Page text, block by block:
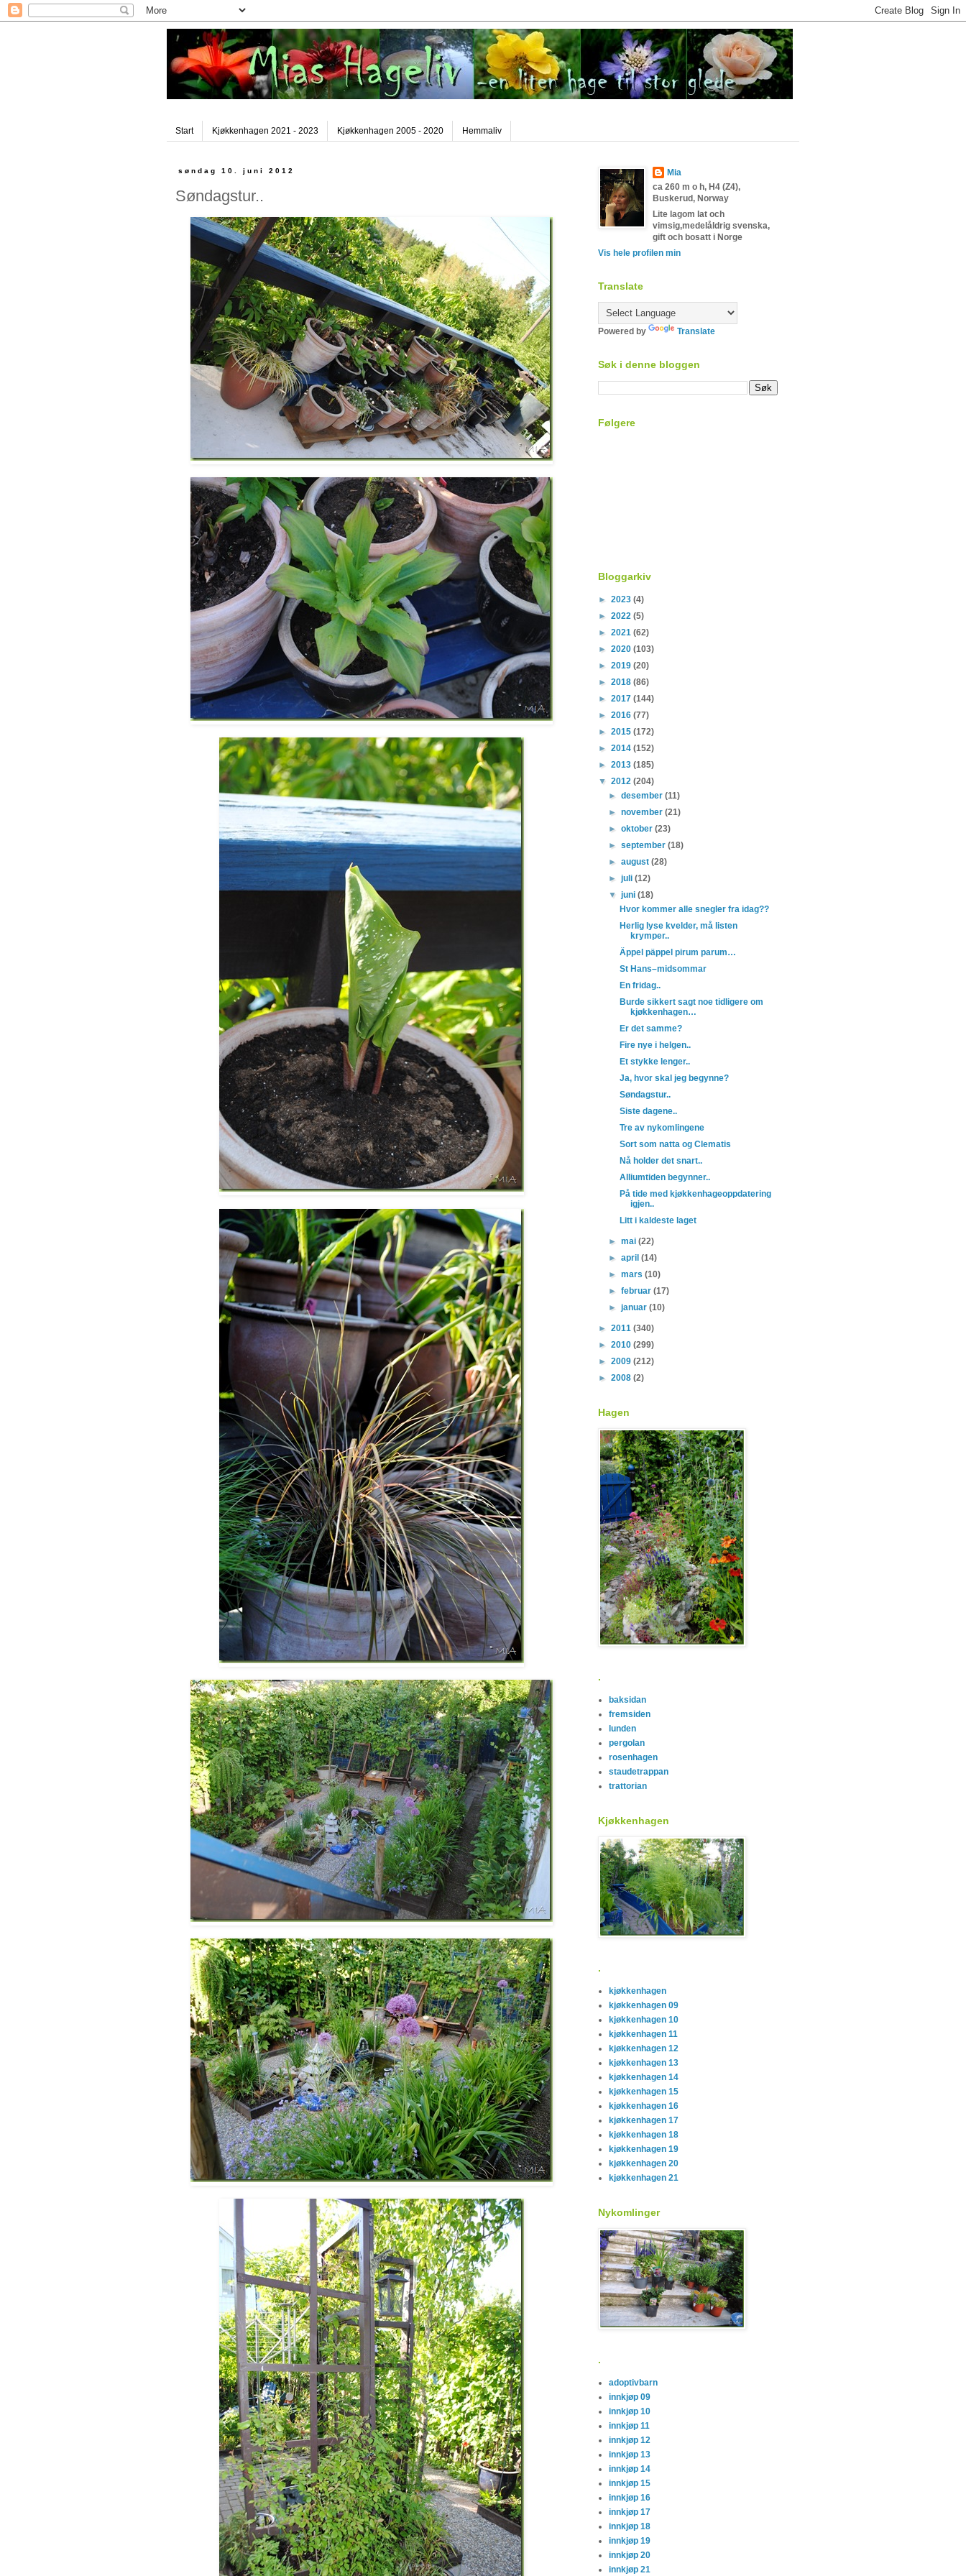
Start Kjøkkenhagen 2021 - 2023 Kjøkkenhagen 2005 - 2020 Hemmaliv
søndag 10. juni 2012
Søndagstur..
Mia
ca 260 m o h, H4 (Z4),
Buskerud, Norway
Lite lagom lat och
vimsig,medelåldrig svenska,
gift och bosatt i Norge
Vis hele profilen min
Translate
Powered by Translate
Søk i denne bloggen
Følgere
Bloggarkiv
► 2023 (4)
► 2022 (5)
► 2021 (62)
► 2020 (103)
► 2019 (20)
► 2018 (86)
► 2017 (144)
► 2016 (77)
► 2015 (172)
► 2014 (152)
► 2013 (185)
▼ 2012 (204)
►desember(11)
►november(21)
►oktober(23)
►september(18)
►august(28)
►juli(12)
▼juni(18)
Hvor kommer alle snegler fra idag??
Herlig lyse kvelder, må listen
krymper..
Äppel päppel pirum parum…
St Hans–midsommar
En fridag..
Burde sikkert sagt noe tidligere om
kjøkkenhagen…
Er det samme?
Fire nye i helgen..
Et stykke lenger..
Ja, hvor skal jeg begynne?
Søndagstur..
Siste dagene..
Tre av nykomlingene
Sort som natta og Clematis
Nå holder det snart..
Alliumtiden begynner..
På tide med kjøkkenhageoppdatering
igjen..
Litt i kaldeste laget
►mai(22)
►april(14)
►mars(10)
►februar(17)
►januar(10)
► 2011 (340)
► 2010 (299)
► 2009 (212)
► 2008 (2)
Hagen
.
baksidan
fremsiden
lunden
pergolan
rosenhagen
staudetrappan
trattorian
Kjøkkenhagen
.
kjøkkenhagen
kjøkkenhagen 09
kjøkkenhagen 10
kjøkkenhagen 11
kjøkkenhagen 12
kjøkkenhagen 13
kjøkkenhagen 14
kjøkkenhagen 15
kjøkkenhagen 16
kjøkkenhagen 17
kjøkkenhagen 18
kjøkkenhagen 19
kjøkkenhagen 20
kjøkkenhagen 21
Nykomlinger
.
adoptivbarn
innkjøp 09
innkjøp 10
innkjøp 11
innkjøp 12
innkjøp 13
innkjøp 14
innkjøp 15
innkjøp 16
innkjøp 17
innkjøp 18
innkjøp 19
innkjøp 20
innkjøp 21